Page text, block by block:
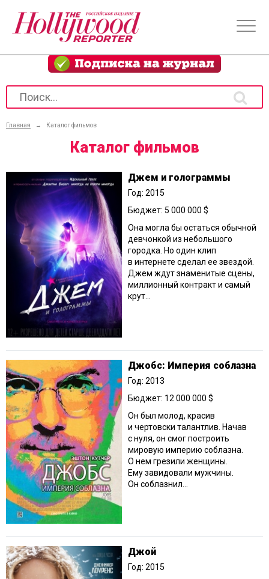
Главная → Каталог фильмов
Каталог фильмов
Джем и голограммы
Год: 2015
Бюджет: 5 000 000 $
Она могла бы остаться обычной
девчонкой из небольшого
городка. Но один клип
в интернете сделал ее звездой.
Джем ждут знаменитые сцены,
миллионный контракт и самый
крут...
Джобс: Империя соблазна
Год: 2013
Бюджет: 12 000 000 $
Он был молод, красив
и чертовски талантлив. Начав
с нуля, он смог построить
мировую империю соблазна.
О нем грезили женщины.
Ему завидовали мужчины.
Он соблазнил...
Джой
Год: 2015